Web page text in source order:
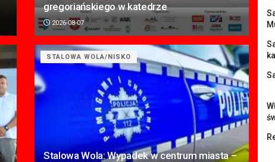
gregoriańskiego w katedrze
2026-08-07
STALOWA WOLA/NISKO
Stalowa Wola: Wypadek w centrum miasta –